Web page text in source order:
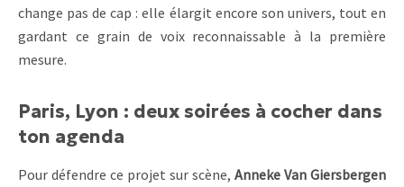
change pas de cap : elle élargit encore son univers, tout en
gardant ce grain de voix reconnaissable à la première
mesure.
Paris, Lyon : deux soirées à cocher dans
ton agenda
Pour défendre ce projet sur scène, Anneke Van Giersbergen